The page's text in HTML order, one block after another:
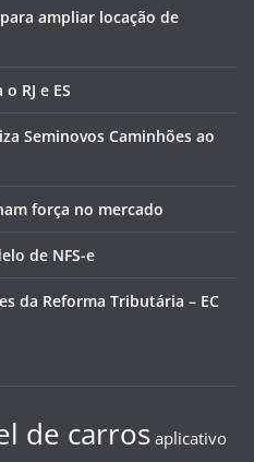
ampliar locação de
RJ e ES
Seminovos Caminhões ao
força no mercado
de NFS-e
da Reforma Tributária – EC
de carros aplicativo